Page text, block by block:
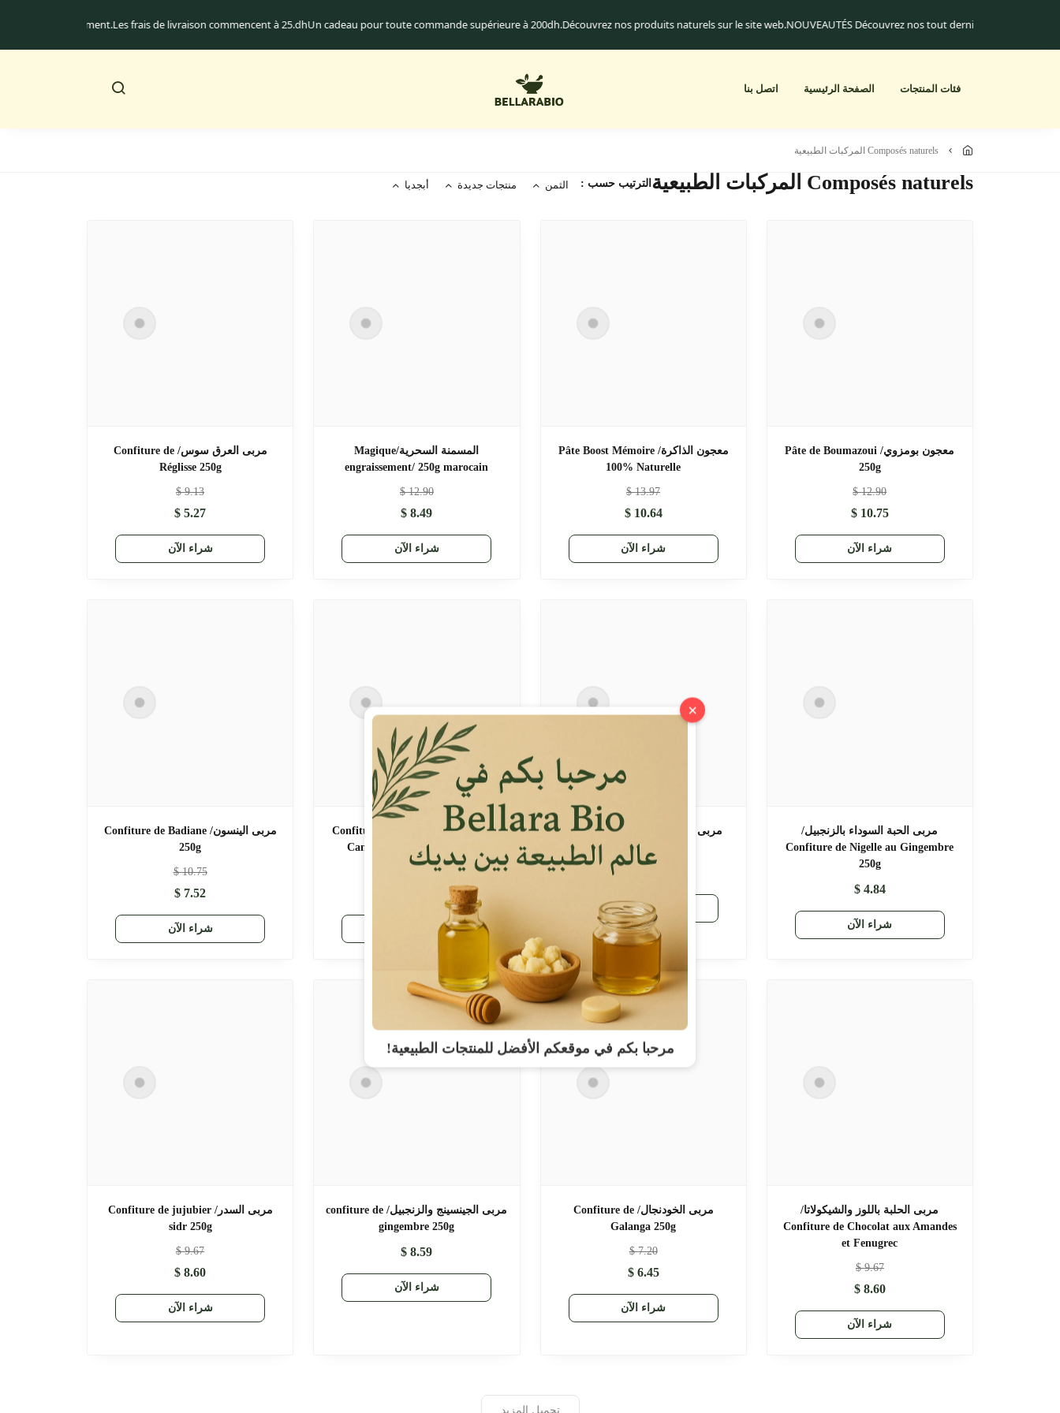
×
مرحبا بكم في موقعكم الأفضل للمنتجات الطبيعية!
au Maroc uniquement.Les frais de livraison commencent à 25.dhUn cadeau pour toute commande supérieure à 200dh.Découvrez nos produits naturels sur le site web.NOUVEAUTÉS Découvrez nos tout derniers produits !
فئات المنتجات الصفحة الرئيسية اتصل بنا
composés naturels المركبات الطبيعية
Composés naturels المركبات الطبيعية الترتيب حسب : الثمن منتجات جديدة أبجديا
معجون بومزوي/ Pâte de Boumazoui
250g
12.90
$
10.75
$
شراء الآن
معجون الذاكرة/ Pâte Boost Mémoire
100% Naturelle
13.97
$
10.64
$
شراء الآن
المسمنة السحرية/Magique
engraissement/ 250g marocain
12.90
$
8.49
$
شراء الآن
مربى العرق سوس/ Confiture de
Réglisse 250g
9.13
$
5.27
$
شراء الآن
مربى الحبة السوداء بالزنجبيل/
Confiture de Nigelle au Gingembre
250g
4.84
$
شراء الآن
مربى الزنجبيل بفليو/ Confiture de
Gingembre
شراء الآن
مربى القرفة بالزنجبيل/ Confiture de
Cannelle au Gingembre 250g
شراء الآن
مربى الينسون/ Confiture de Badiane
250g
10.75
$
7.52
$
شراء الآن
مربى الحلبة باللوز والشيكولاتا/
Confiture de Chocolat aux Amandes
et Fenugrec
9.67
$
8.60
$
شراء الآن
مربى الخودنجال/ Confiture de
Galanga 250g
7.20
$
6.45
$
شراء الآن
مربى الجينسينج والزنجبيل/ confiture de
gingembre 250g
8.59
$
شراء الآن
مربى السدر/ Confiture de jujubier
sidr 250g
9.67
$
8.60
$
شراء الآن
تحميل المزيد